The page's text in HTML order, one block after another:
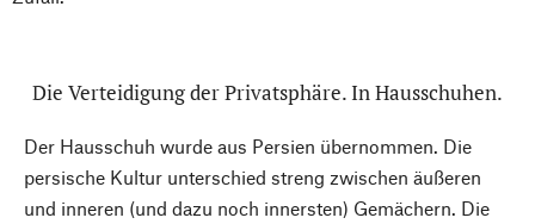
Die Verteidigung der Privatsphäre. In Hausschuhen.
Der Hausschuh wurde aus Persien übernommen. Die
persische Kultur unterschied streng zwischen äußeren
und inneren (und dazu noch innersten) Gemächern. Die